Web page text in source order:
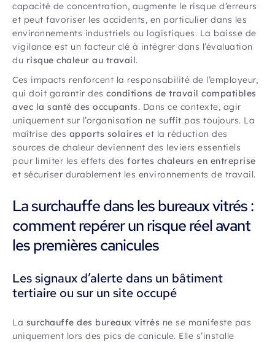
capacité de concentration, augmente le risque d’erreurs
et peut favoriser les accidents, en particulier dans les
environnements industriels ou logistiques. La baisse de
vigilance est un facteur clé à intégrer dans l’évaluation
du risque chaleur au travail.
Ces impacts renforcent la responsabilité de l’employeur,
qui doit garantir des conditions de travail compatibles
avec la santé des occupants. Dans ce contexte, agir
uniquement sur l’organisation ne suffit pas toujours. La
maîtrise des apports solaires et la réduction des
sources de chaleur deviennent des leviers essentiels
pour limiter les effets des fortes chaleurs en entreprise
et sécuriser durablement les environnements de travail.
La surchauffe dans les bureaux vitrés :
comment repérer un risque réel avant
les premières canicules
Les signaux d’alerte dans un bâtiment
tertiaire ou sur un site occupé
La surchauffe des bureaux vitrés ne se manifeste pas
uniquement lors des pics de canicule. Elle s’installe